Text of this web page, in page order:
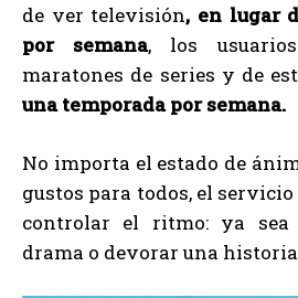
de ver televisión, en lugar
por semana, los
maratones de series y de
una temporada por semana.
No importa el estado de
gustos para todos, el
controlar el ritmo: ya sea
drama o devorar una